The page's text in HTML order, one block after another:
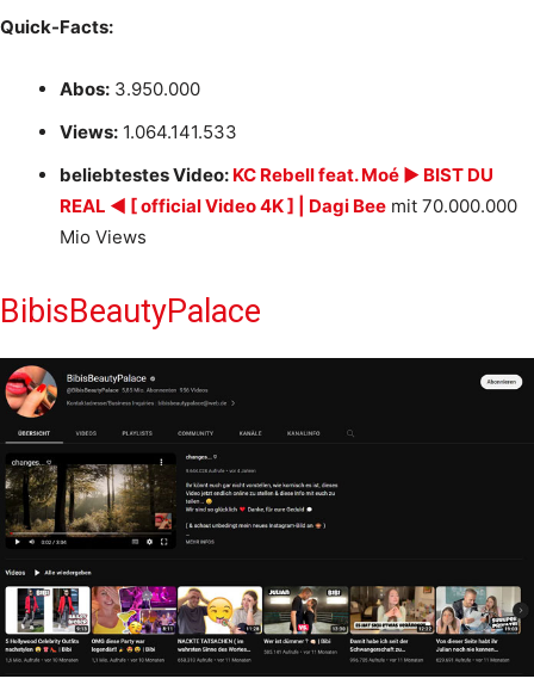
Quick-Facts:
Abos: 3.950.000
Views: 1.064.141.533
beliebtestes Video: KC Rebell feat. Moé ► BIST DU
REAL ◄ [ official Video 4K ] | Dagi Bee mit 70.000.000
Mio Views
BibisBeautyPalace